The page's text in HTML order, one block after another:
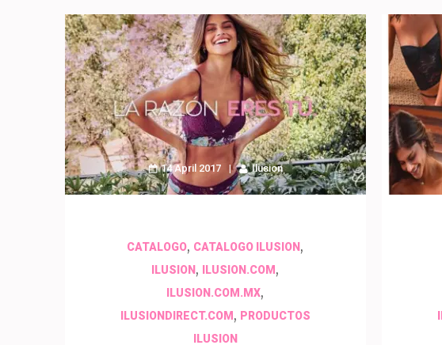
14 April 2017 Ilusion
CATALOGO, CATALOGO ILUSION ,
ILUSION , ILUSION.COM ,
ILUSION.COM.MX,
ILUSIONDIRECT.COM , PRODUCTOS
ILUSION